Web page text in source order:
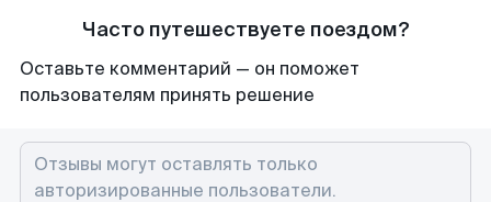
Часто путешествуете поездом?
Оставьте комментарий — он поможет
пользователям принять решение